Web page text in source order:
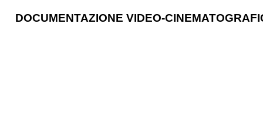
DOCUMENTAZIONE VIDEO-